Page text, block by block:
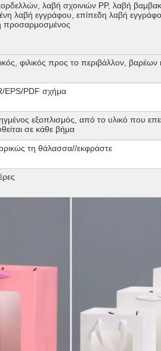
λαβή σχοινιών PP, λαβή
λαβή εγγράφου, επίπεδη λαβή
προσαρμοσμένος
φιλικός προς το περιβάλλον,
EPS/PDF σχήμα
εξοπλισμός, από το υλικό που
σε κάθε βήμα
τη θάλασσα//εκφράστε